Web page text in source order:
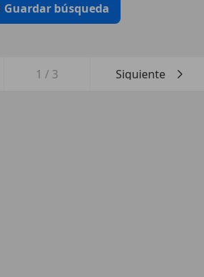
Guardar búsqueda
1 / 3 Siguiente